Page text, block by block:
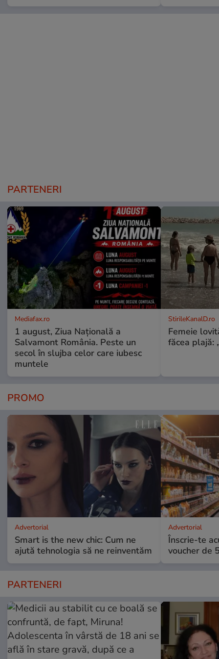
PARTENERI
Mediafax.ro
1 august, Ziua Națională a
Salvamont România. Peste un
secol în slujba celor care iubesc
muntele
StirileKanalD.ro
Femeie
făcea plajă:
PROMO
Advertorial
Smart is the new chic: Cum ne
ajută tehnologia să ne reinventăm
Advertorial
Înscrie-te
voucher de
PARTENERI